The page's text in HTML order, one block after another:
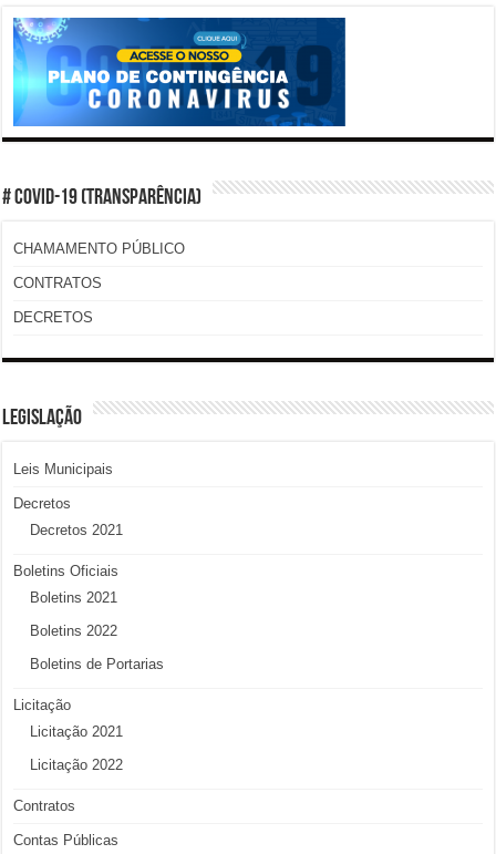
# COVID-19 (TRANSPARÊNCIA)
CHAMAMENTO PÚBLICO
CONTRATOS
DECRETOS
LEGISLAÇÃO
Leis Municipais
Decretos
Decretos 2021
Boletins Oficiais
Boletins 2021
Boletins 2022
Boletins de Portarias
Licitação
Licitação 2021
Licitação 2022
Contratos
Contas Públicas